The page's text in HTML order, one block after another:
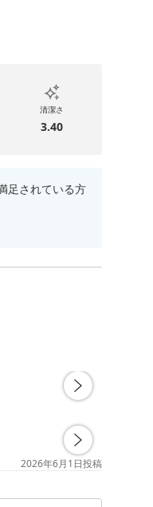
清潔さ
3.40
足されている方
2026年6月1日投稿